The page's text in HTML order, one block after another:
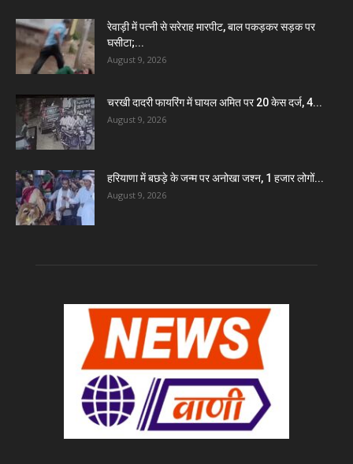
रेवाड़ी में पत्नी से सरेराह मारपीट, बाल पकड़कर सड़क पर
घसीटा;...
August 9, 2026
चरखी दादरी फायरिंग में घायल अमित पर 20 केस दर्ज, 4...
August 9, 2026
हरियाणा में बछड़े के जन्म पर अनोखा जश्न, 1 हजार लोगों...
August 9, 2026